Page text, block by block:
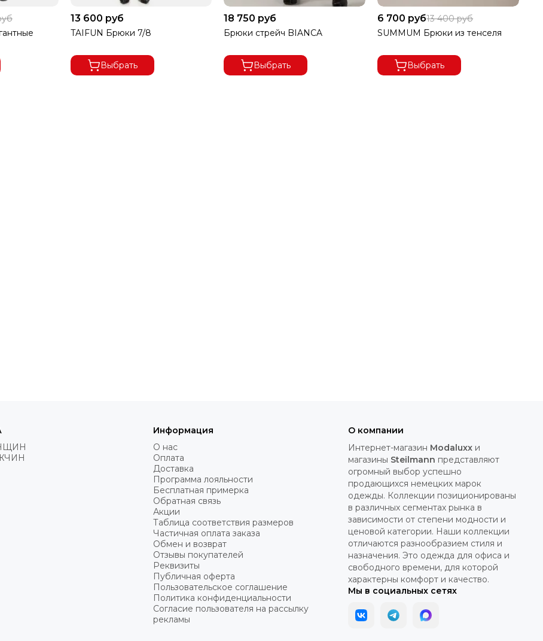
13 600 руб
TAIFUN Брюки 7/8
Выбрать
18 750 руб
Брюки стрейч BIANCA
Выбрать
6 700 руб13 400 руб
SUMMUM Брюки из тенселя
Выбрать
Информация
О нас
Оплата
Доставка
Программа лояльности
Бесплатная примерка
Обратная связь
Акции
Таблица соответствия размеров
Частичная оплата заказа
Обмен и возврат
Отзывы покупателей
Реквизиты
Публичная оферта
Пользовательское соглашение
Политика конфиденциальности
Согласие пользователя на рассылку
рекламы
О компании
Интернет-магазин Modaluxx и
магазины Steilmann представляют
огромный выбор успешно
продающихся немецких марок
одежды. Коллекции позиционированы
в различных сегментах рынка в
зависимости от степени модности и
ценовой категории. Наши коллекции
отличаются разнообразием стиля и
назначения. Это одежда для офиса и
свободного времени, для которой
характерны комфорт и качество.
Мы в социальных сетях